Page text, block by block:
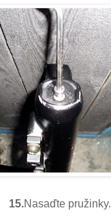
15.Nasaďte pružinky.